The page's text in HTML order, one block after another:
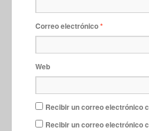
Correo electrónico*
Web
Recibir un correo electrónico
Recibir un correo electrónico